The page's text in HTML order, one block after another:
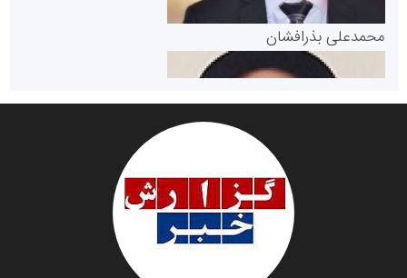
پایگاه خبری گفتمان یزد
دانشگاه سئوی ایران
سازمان صنعت،معدن و تجارت
محمدعلی بذرافشان